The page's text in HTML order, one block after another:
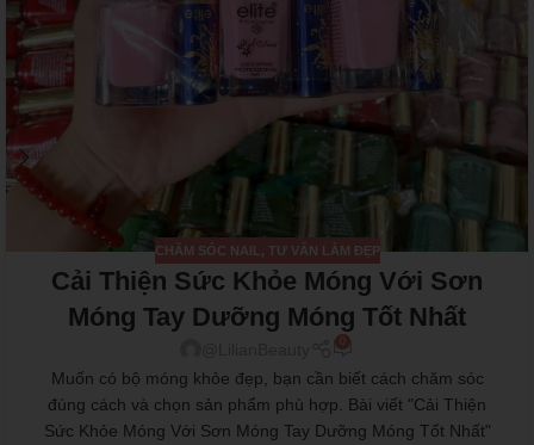
CHĂM SÓC NAIL , TƯ VẤN LÀM ĐẸP
Cải Thiện Sức Khỏe Móng Với Sơn
Móng Tay Dưỡng Móng Tốt Nhất
Muốn có bộ móng khỏe đẹp, bạn cần biết cách chăm sóc
đúng cách và chọn sản phẩm phù hợp. Bài viết "Cải Thiện
Sức Khỏe Móng Với Sơn Móng Tay Dưỡng Móng Tốt Nhất"